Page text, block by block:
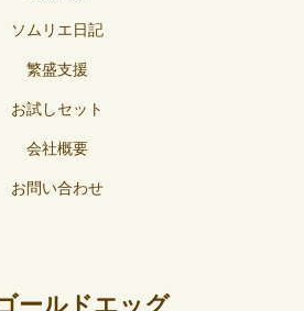
ソムリエ日記
繁盛支援
お試しセット
会社概要
お問い合わせ
ールドエッグ